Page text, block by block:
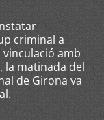
criminal a
vinculació amb
la matinada del
de Girona va